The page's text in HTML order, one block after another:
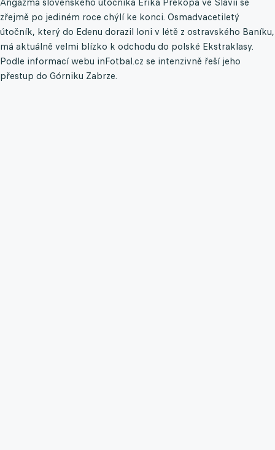
zřejmě po jediném roce chýlí ke konci. Osmadvacetiletý
útočník, který do Edenu dorazil loni v létě z ostravského Baníku,
má aktuálně velmi blízko k odchodu do polské Ekstraklasy.
Podle informací webu inFotbal.cz se intenzivně řeší jeho
přestup do Górniku Zabrze.